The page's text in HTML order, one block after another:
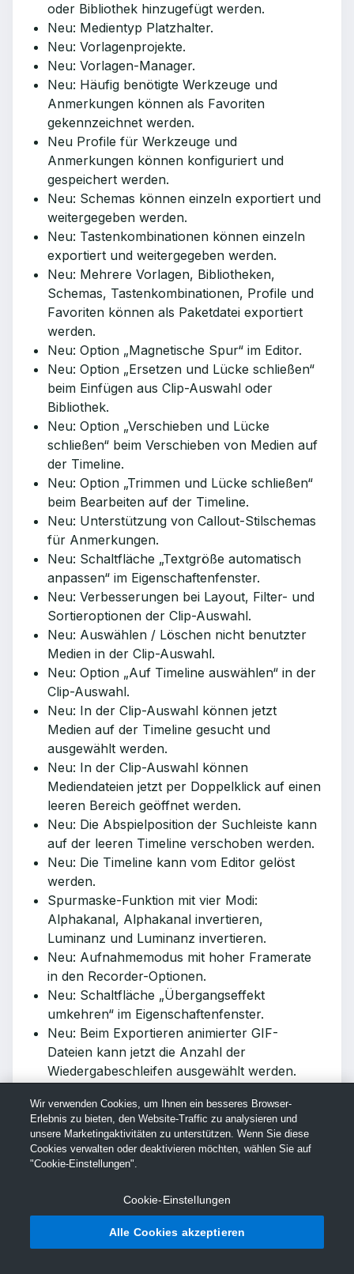
oder Bibliothek hinzugefügt werden.
Neu: Medientyp Platzhalter.
Neu: Vorlagenprojekte.
Neu: Vorlagen-Manager.
Neu: Häufig benötigte Werkzeuge und
Anmerkungen können als Favoriten
gekennzeichnet werden.
Neu Profile für Werkzeuge und
Anmerkungen können konfiguriert und
gespeichert werden.
Neu: Schemas können einzeln exportiert und
weitergegeben werden.
Neu: Tastenkombinationen können einzeln
exportiert und weitergegeben werden.
Neu: Mehrere Vorlagen, Bibliotheken,
Schemas, Tastenkombinationen, Profile und
Favoriten können als Paketdatei exportiert
werden.
Neu: Option „Magnetische Spur“ im Editor.
Neu: Option „Ersetzen und Lücke schließen“
beim Einfügen aus Clip-Auswahl oder
Bibliothek.
Neu: Option „Verschieben und Lücke
schließen“ beim Verschieben von Medien auf
der Timeline.
Neu: Option „Trimmen und Lücke schließen“
beim Bearbeiten auf der Timeline.
Neu: Unterstützung von Callout-Stilschemas
für Anmerkungen.
Neu: Schaltfläche „Textgröße automatisch
anpassen“ im Eigenschaftenfenster.
Neu: Verbesserungen bei Layout, Filter- und
Sortieroptionen der Clip-Auswahl.
Neu: Auswählen / Löschen nicht benutzter
Medien in der Clip-Auswahl.
Neu: Option „Auf Timeline auswählen“ in der
Clip-Auswahl.
Neu: In der Clip-Auswahl können jetzt
Medien auf der Timeline gesucht und
ausgewählt werden.
Neu: In der Clip-Auswahl können
Mediendateien jetzt per Doppelklick auf einen
leeren Bereich geöffnet werden.
Neu: Die Abspielposition der Suchleiste kann
auf der leeren Timeline verschoben werden.
Neu: Die Timeline kann vom Editor gelöst
werden.
Spurmaske-Funktion mit vier Modi:
Alphakanal, Alphakanal invertieren,
Luminanz und Luminanz invertieren.
Neu: Aufnahmemodus mit hoher Framerate
in den Recorder-Optionen.
Neu: Schaltfläche „Übergangseffekt
umkehren“ im Eigenschaftenfenster.
Neu: Beim Exportieren animierter GIF-
Dateien kann jetzt die Anzahl der
Wiedergabeschleifen ausgewählt werden.
Gruppengrößen.
Neu: Es kann eine bestimmte Gruppengröße
eingestellt werden.
Neu: Es kann eine bestimmte Größe für
Neu: Störgeräusch-Maske für
Die mit Camtasia ausgelieferten Schriftarten
Wir verwenden Cookies, um Ihnen ein besseres Browser-
Erlebnis zu bieten, den Website-Traffic zu analysieren und
unsere Marketingaktivitäten zu unterstützen. Wenn Sie diese
Cookies verwalten oder deaktivieren möchten, wählen Sie auf
"Cookie-Einstellungen".
Cookie-Einstellungen
Alle Cookies akzeptieren